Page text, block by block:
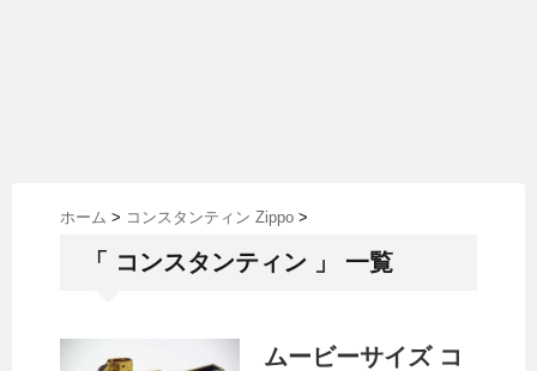
ホーム > コンスタンティン Zippo >
「 コンスタンティン 」 一覧
ムービーサイズ コ